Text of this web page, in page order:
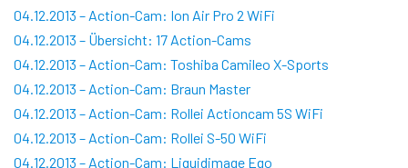
04.12.2013 – Action-Cam: Ion Air Pro 2 WiFi
04.12.2013 – Übersicht: 17 Action-Cams
04.12.2013 – Action-Cam: Toshiba Camileo X-Sports
04.12.2013 – Action-Cam: Braun Master
04.12.2013 – Action-Cam: Rollei Actioncam 5S WiFi
04.12.2013 – Action-Cam: Rollei S-50 WiFi
04.12.2013 – Action-Cam: Liquidimage Ego